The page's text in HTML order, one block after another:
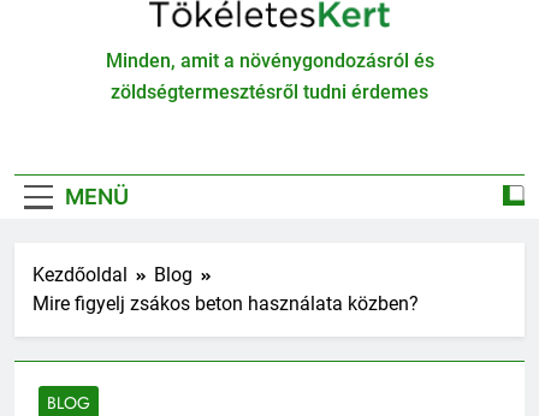
TökéletesKert
Minden, amit a növénygondozásról és
zöldségtermesztésről tudni érdemes
MENÜ
Kezdőoldal
Blog
Mire figyelj zsákos beton használata közben?
BLOG